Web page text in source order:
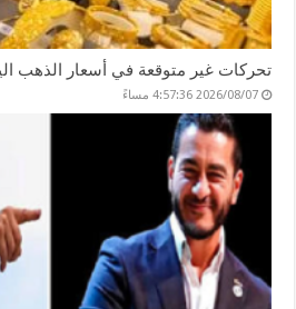
تحركات غير متوقعة في أسعار الذهب
2026/08/07 4:57:36 مساءً